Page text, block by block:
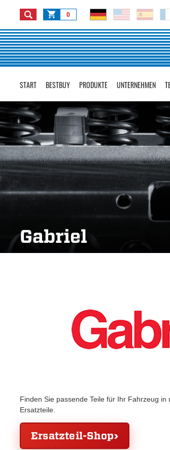
0
START BESTBUY PRODUKTE UNTERNEHMEN
Gabriel
Finden Sie passende Teile für Ihr Fahrzeug
Ersatzteile.
Ersatzteil-Shop